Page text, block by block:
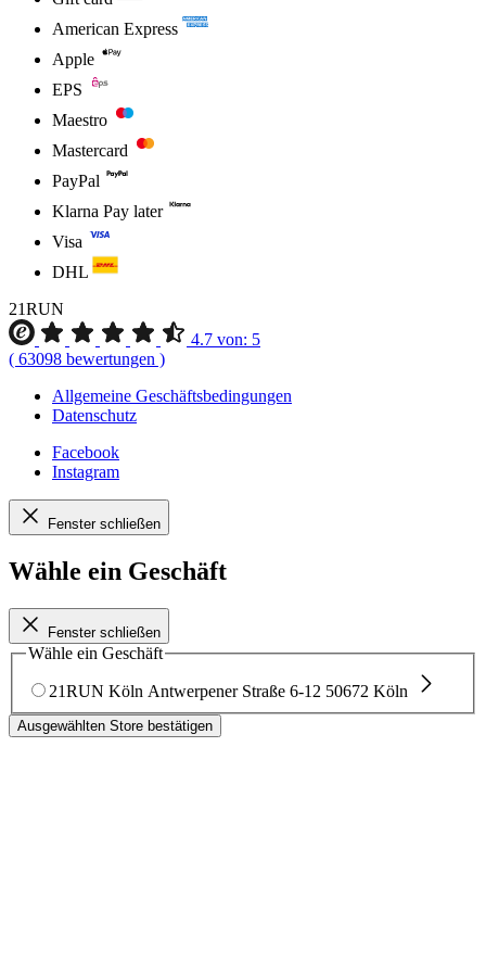
American Express
Apple
EPS
Maestro
Mastercard
PayPal
Klarna Pay later
Visa
DHL
21RUN
4.7 von: 5
( 63098 bewertungen )
Allgemeine Geschäftsbedingungen
Datenschutz
Facebook
Instagram
Fenster schließen
Wähle ein Geschäft
Fenster schließen
Wähle ein Geschäft
21RUN Köln Antwerpener Straße 6-12 50672 Köln
Ausgewählten Store bestätigen